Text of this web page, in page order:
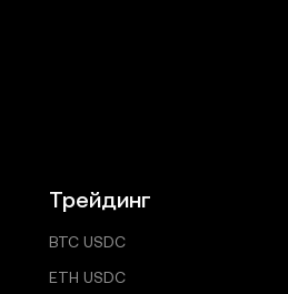
Трейдинг
BTC USDC
ETH USDC